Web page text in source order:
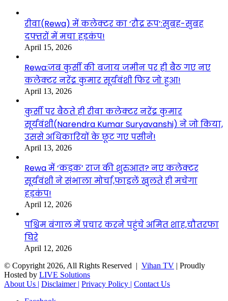
रीवा(Rewa) में कलेक्टर का ‘रौद्र रूप’:सुबह-सुबह
दफ्तरों में मचा हड़कंप!
April 15, 2026
Rewa:जब कुर्सी की बजाय जमीन पर ही बैठ गए नए
कलेक्टर नरेंद्र कुमार सूर्यवंशी फिर जो हुआ!
April 13, 2026
कुर्सी पर बैठते ही रीवा कलेक्टर नरेंद्र कुमार
सूर्यवंशी(Narendra Kumar Suryavanshi) ने जो किया,
उससे अधिकारियों के छूट गए पसीने!
April 13, 2026
Rewa में ‘कड़क’ राज की शुरुआत? नए कलेक्टर
सूर्यवंशी ने संभाला मोर्चा,फाइलें खुलते ही मचेगा
हड़कंप!
April 12, 2026
पश्चिम बंगाल में प्रचार करने पहुंचे अमित शाह,चौतरफा
घिरे
April 12, 2026
© Copyright 2026, All Rights Reserved | Vihan TV | Proudly
Hosted by LIVE Solutions
About Us | Disclaimer | Privacy Policy | Contact Us